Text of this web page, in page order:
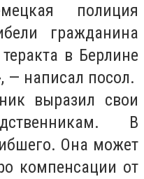
полиция
гражданина
в Берлине
— написал посол.
выразил свои
В
Она может
компенсации от